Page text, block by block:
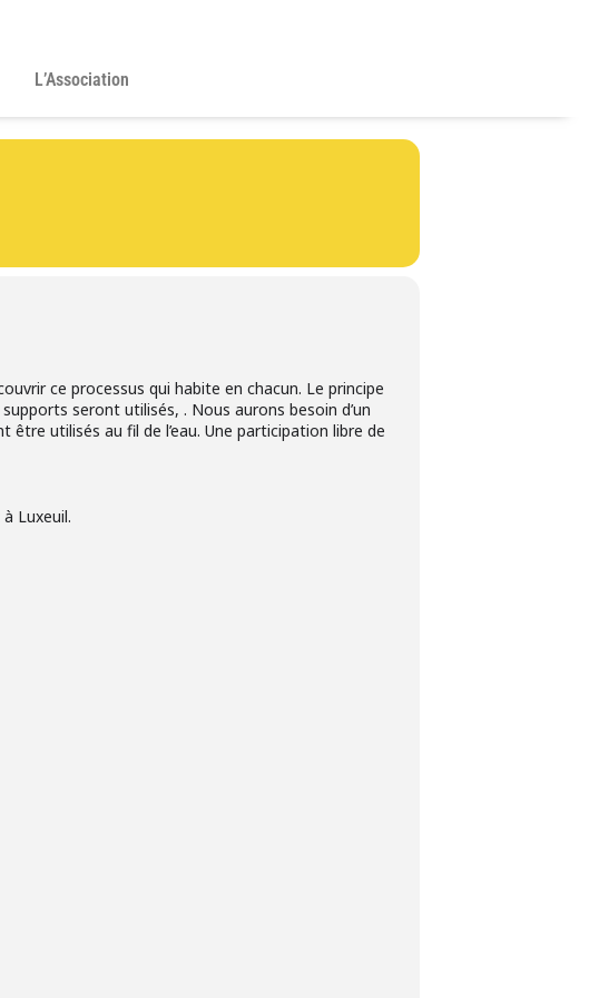
L’Association
ce processus qui habite en chacun. Le principe
seront utilisés, . Nous aurons besoin d’un
utilisés au fil de l’eau. Une participation libre de
Luxeuil.